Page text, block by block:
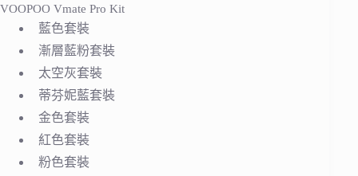
圍：
$ 380
到
$ 1,580
VOOPOO Vmate Pro Kit
藍色套裝
漸層藍粉套裝
太空灰套裝
蒂芬妮藍套裝
金色套裝
紅色套裝
粉色套裝